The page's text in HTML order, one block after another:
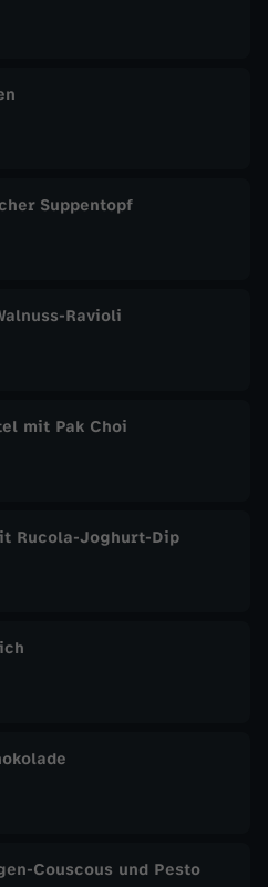
Suppentopf
Ravioli
mit Pak Choi
Rucola-Joghurt-Dip
Couscous und Pesto